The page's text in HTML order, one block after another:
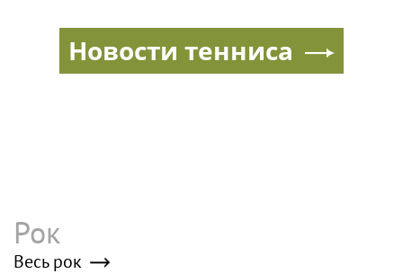
Новости тенниса
Рок
Весь рок